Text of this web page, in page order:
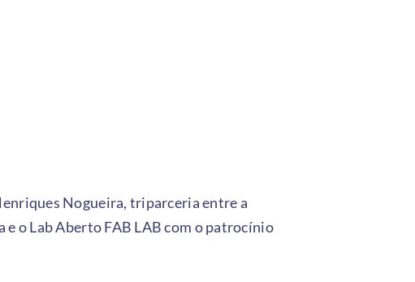
Nogueira, triparceria entre a
o Lab Aberto FAB LAB com o patrocínio